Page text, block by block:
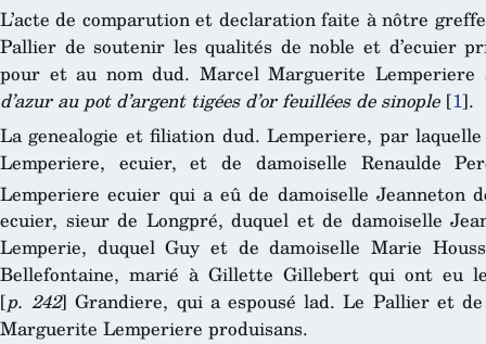
L’acte de comparution et declaration faite à nôtre
Pallier de soutenir les qualités de noble et d’ecuier
pour et au nom dud. Marcel Marguerite
d’azur au pot d’argent tigées d’or feuillées de sinople[1].
La genealogie et filiation dud. Lemperiere, par
Lemperiere, ecuier, et de damoiselle Renaulde
Lemperiere ecuier qui a eû de damoiselle Jeanneton
ecuier, sieur de Longpré, duquel et de damoiselle
Lemperie, duquel Guy et de damoiselle Marie
Bellefontaine, marié à Gillette Gillebert qui ont eu
[p. 242] Grandiere, qui a espousé lad. Le Pallier et
Marguerite Lemperiere produisans.